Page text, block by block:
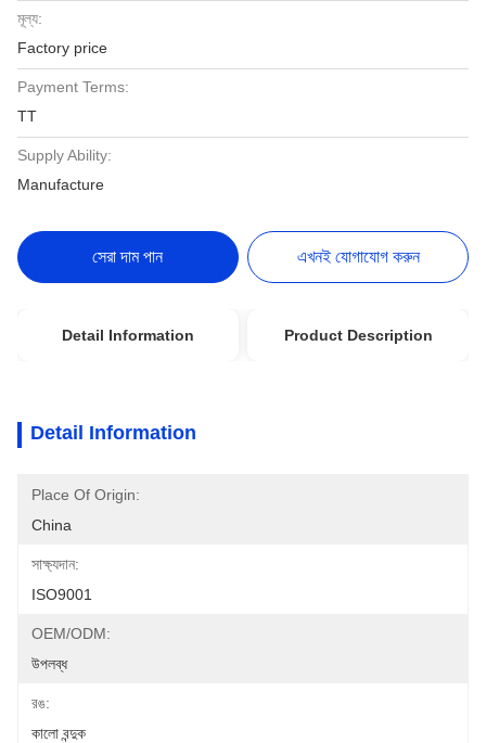
মূল্য:
Factory price
Payment Terms:
TT
Supply Ability:
Manufacture
সেরা দাম পান এখনই যোগাযোগ করুন
Detail Information Product Description
Detail Information
Place Of Origin:
China
সাক্ষ্যদান:
ISO9001
OEM/ODM:
উপলব্ধ
রঙ:
কালো বন্দুক